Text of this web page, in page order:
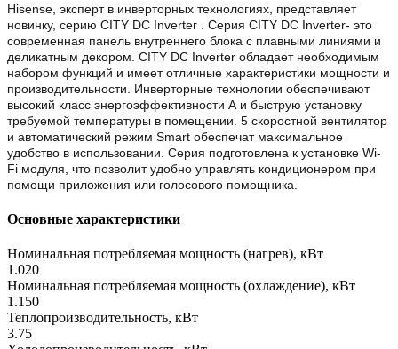
Hisense, эксперт в инверторных технологиях, представляет
новинку, серию CITY DC Inverter . Серия CITY DC Inverter- это
современная панель внутреннего блока с плавными линиями и
деликатным декором. CITY DC Inverter обладает необходимым
набором функций и имеет отличные характеристики мощности и
производительности. Инверторные технологии обеспечивают
высокий класс энергоэффективности А и быструю установку
требуемой температуры в помещении. 5 скоростной вентилятор
и автоматический режим Smart обеспечат максимальное
удобство в использовании. Серия подготовлена к установке Wi-
Fi модуля, что позволит удобно управлять кондиционером при
помощи приложения или голосового помощника.
Основные характеристики
Номинальная потребляемая мощность (нагрев), кВт
1.020
Номинальная потребляемая мощность (охлаждение), кВт
1.150
Теплопроизводительность, кВт
3.75